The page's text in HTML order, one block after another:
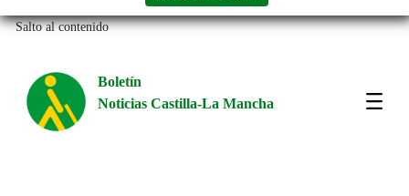
Salto al contenido
Boletín
Noticias Castilla-La Mancha